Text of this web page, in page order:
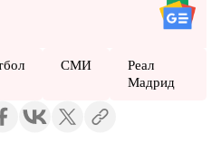
СМИ
Реал
Мадрид